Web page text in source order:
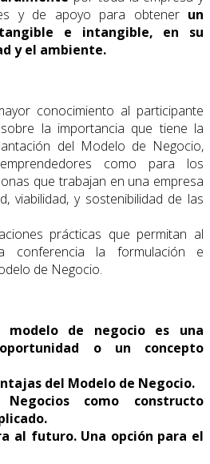
y de apoyo para obtener un
e intangible, en su
y el ambiente.
conocimiento al participante
la importancia que tiene la
del Modelo de Negocio,
como para los
que trabajan en una empresa
viabilidad, y sostenibilidad de las
prácticas que permitan al
conferencia la formulación e
de Negocio.
modelo de negocio es una
o un concepto
del Modelo de Negocio.
como constructo
al futuro. Una opción para el